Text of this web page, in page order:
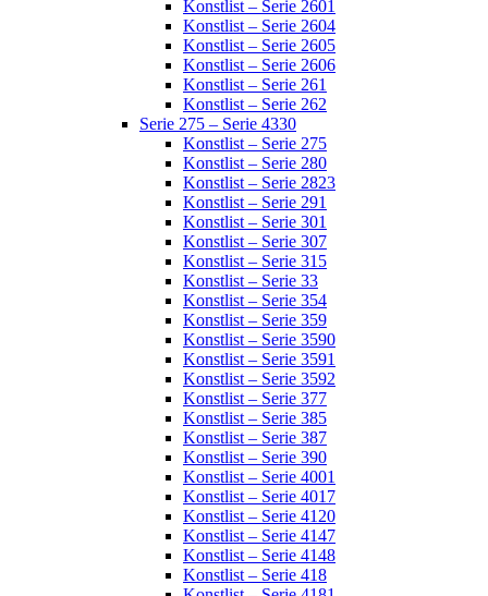
Konstlist – Serie 2601
Konstlist – Serie 2604
Konstlist – Serie 2605
Konstlist – Serie 2606
Konstlist – Serie 261
Konstlist – Serie 262
Serie 275 – Serie 4330
Konstlist – Serie 275
Konstlist – Serie 280
Konstlist – Serie 2823
Konstlist – Serie 291
Konstlist – Serie 301
Konstlist – Serie 307
Konstlist – Serie 315
Konstlist – Serie 33
Konstlist – Serie 354
Konstlist – Serie 359
Konstlist – Serie 3590
Konstlist – Serie 3591
Konstlist – Serie 3592
Konstlist – Serie 377
Konstlist – Serie 385
Konstlist – Serie 387
Konstlist – Serie 390
Konstlist – Serie 4001
Konstlist – Serie 4017
Konstlist – Serie 4120
Konstlist – Serie 4147
Konstlist – Serie 4148
Konstlist – Serie 418